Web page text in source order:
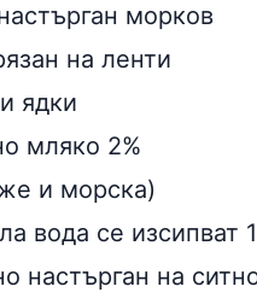
морков
на ленти
ядки
мляко 2%
и морска)
вода се
настърган на